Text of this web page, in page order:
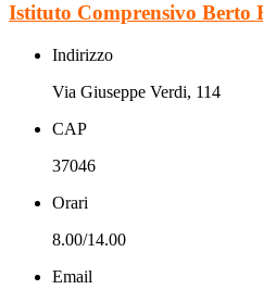
Istituto Comprensivo Berto
Indirizzo
Via Giuseppe Verdi, 114
CAP
37046
Orari
8.00/14.00
Email